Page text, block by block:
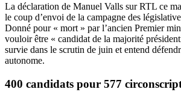
La déclaration de Manuel Valls sur RTL ce
le coup d’envoi de la campagne des
Donné pour « mort » par l’ancien Premier
vouloir être « candidat de la majorité
survie dans le scrutin de juin et entend
autonome.
400 candidats pour 577